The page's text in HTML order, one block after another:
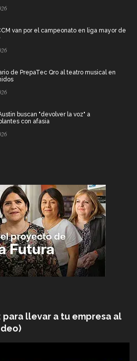
van por el campeonato en liga mayor de
de PrepaTec Qro al teatro musical en
buscan "devolver la voz" a
con afasia
para llevar a tu empresa al